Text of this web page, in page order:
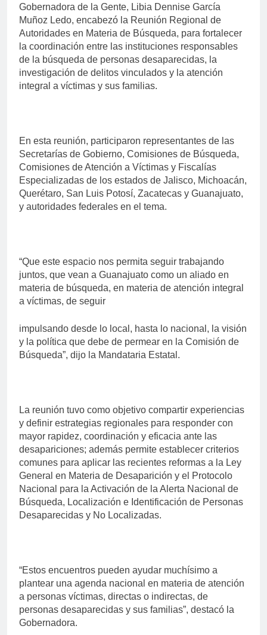
Gobernadora de la Gente, Libia Dennise García
Muñoz Ledo, encabezó la Reunión Regional de
Autoridades en Materia de Búsqueda, para fortalecer
la coordinación entre las instituciones responsables
de la búsqueda de personas desaparecidas, la
investigación de delitos vinculados y la atención
integral a víctimas y sus familias.
En esta reunión, participaron representantes de las
Secretarías de Gobierno, Comisiones de Búsqueda,
Comisiones de Atención a Víctimas y Fiscalías
Especializadas de los estados de Jalisco, Michoacán,
Querétaro, San Luis Potosí, Zacatecas y Guanajuato,
y autoridades federales en el tema.
“Que este espacio nos permita seguir trabajando
juntos, que vean a Guanajuato como un aliado en
materia de búsqueda, en materia de atención integral
a víctimas, de seguir
impulsando desde lo local, hasta lo nacional, la visión
y la política que debe de permear en la Comisión de
Búsqueda”, dijo la Mandataria Estatal.
La reunión tuvo como objetivo compartir experiencias
y definir estrategias regionales para responder con
mayor rapidez, coordinación y eficacia ante las
desapariciones; además permite establecer criterios
comunes para aplicar las recientes reformas a la Ley
General en Materia de Desaparición y el Protocolo
Nacional para la Activación de la Alerta Nacional de
Búsqueda, Localización e Identificación de Personas
Desaparecidas y No Localizadas.
“Estos encuentros pueden ayudar muchísimo a
plantear una agenda nacional en materia de atención
a personas víctimas, directas o indirectas, de
personas desaparecidas y sus familias”, destacó la
Gobernadora.